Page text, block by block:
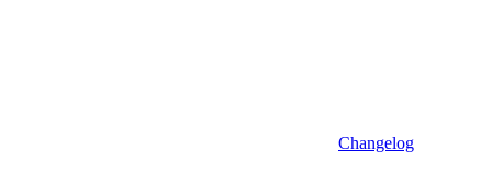
Changelog